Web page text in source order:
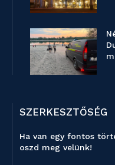
SZERKESZTŐSÉG
Ha van egy fontos
oszd meg velünk!